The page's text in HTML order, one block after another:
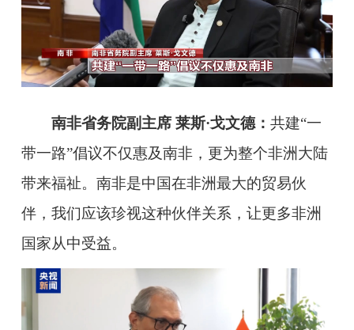
南非省务院副主席 莱斯·戈文德：共建“一
带一路”倡议不仅惠及南非，更为整个非洲大陆
带来福祉。南非是中国在非洲最大的贸易伙
伴，我们应该珍视这种伙伴关系，让更多非洲
国家从中受益。